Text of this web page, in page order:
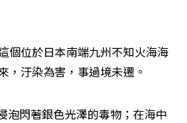
個位於日本南端九州不知火海海
，汙染為害，事過境未遷。
泡閃著銀色光澤的毒物；在海中